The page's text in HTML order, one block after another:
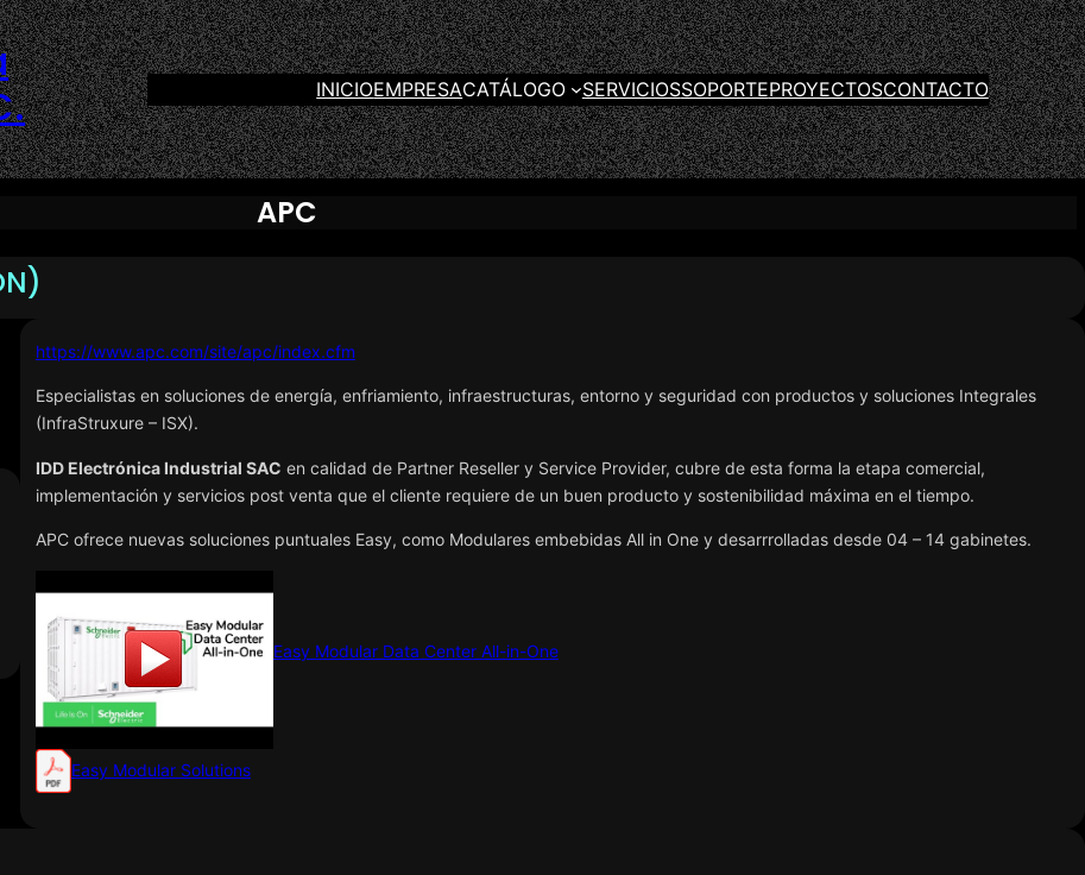
INICIOEMPRESACATÁLOGO SERVICIOSSOPORTEPROYECTOSCONTACTO
APC
https://www.apc.com/site/apc/index.cfm
Especialistas en soluciones de energía, enfriamiento, infraestructuras, entorno y seguridad con productos y soluciones Integrales
(InfraStruxure – ISX).
IDD Electrónica Industrial SAC en calidad de Partner Reseller y Service Provider, cubre de esta forma la etapa comercial,
implementación y servicios post venta que el cliente requiere de un buen producto y sostenibilidad máxima en el tiempo.
APC ofrece nuevas soluciones puntuales Easy, como Modulares embebidas All in One y desarrrolladas desde 04 – 14 gabinetes.
Easy Modular Data Center All-in-One
Easy Modular Solutions